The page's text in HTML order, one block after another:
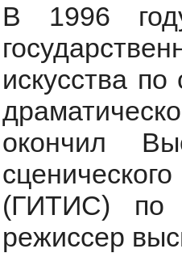
В 1996
искусства
окончил
(ГИТИС) по
режиссер